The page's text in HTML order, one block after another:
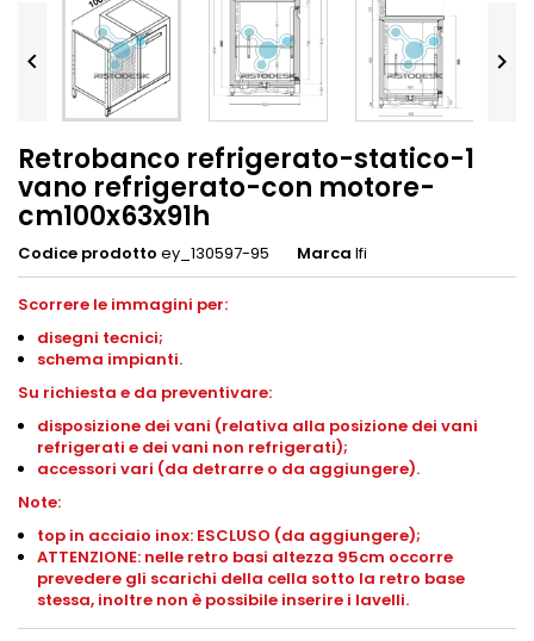
 
Retrobanco refrigerato-statico-1
vano refrigerato-con motore-
cm100x63x91h
Codice prodotto ey_130597-95 Marca Ifi
Scorrere le immagini per:
disegni tecnici;
schema impianti.
Su richiesta e da preventivare:
disposizione dei vani (relativa alla posizione dei vani
refrigerati e dei vani non refrigerati);
accessori vari (da detrarre o da aggiungere).
Note:
top in acciaio inox: ESCLUSO (da aggiungere);
ATTENZIONE: nelle retro basi altezza 95cm occorre
prevedere gli scarichi della cella sotto la retro base
stessa, inoltre non è possibile inserire i lavelli.